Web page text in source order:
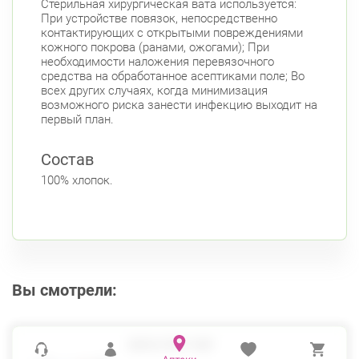
Юго-Западная
Московский район
Авиационная улица, д. 7 Круглосуточно
Парк Победы Электросила
Невский район
ул. Чудновского, д. 19 (Российский пр., д. 7)
Проспект Большевиков
ул. Дыбенко ул., д. 8, к. 3
Чкаловский пр., д. 60
Стерильная хирургическая вата используется:
При устройстве повязок, непосредственно
контактирующих с открытыми повреждениями
кожного покрова (ранами, ожогами); При
необходимости наложения перевязочного
средства на обработанное асептиками поле; Во
всех других случаях, когда минимизация
возможного риска занести инфекцию выходит на
первый план.
Состав
100% хлопок.
Вы смотрели:
ВАТА СТЕР 100Г